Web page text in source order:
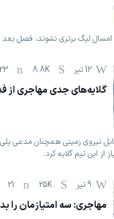
لیگ برتری نشوند، فصل
12 تیر 8.8K
23
گلایه‌های جدی مهاجری از
نیروی زمینی همچنان مدعی
از این تیم گلایه کرد.
9 تیر 25K
21
مهاجری: سه امتیازمان